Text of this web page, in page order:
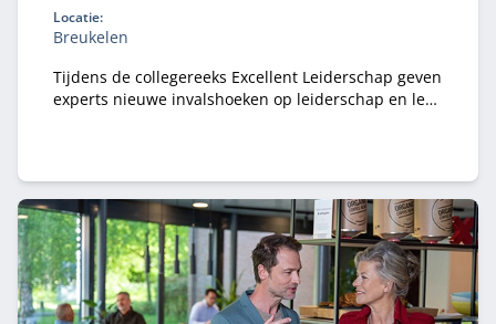
Locatie:
Breukelen
Tijdens de collegereeks Excellent Leiderschap geven
experts nieuwe invalshoeken op leiderschap en leer